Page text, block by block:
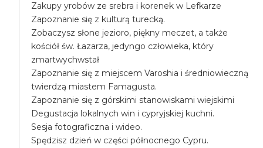
Zakupy yrobów ze srebra i korenek w Lefkarze
Zapoznanie się z kulturą turecką.
Zobaczysz słone jezioro, piękny meczet, a także
kościół św. Łazarza, jedyngo człowieka, który
zmartwychwstał
Zapoznanie się z miejscem Varoshia i średniowieczną
twierdzą miastem Famagusta.
Zapoznanie się z górskimi stanowiskami wiejskimi
Degustacja lokalnych win i cypryjskiej kuchni.
Sesja fotograficzna i wideo.
Spędzisz dzień w części północnego Cypru.